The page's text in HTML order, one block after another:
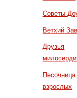
Советы
Ветхий
Друзья
взрослых